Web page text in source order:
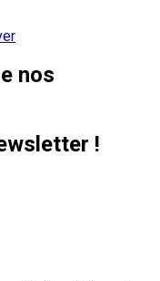
nos
!